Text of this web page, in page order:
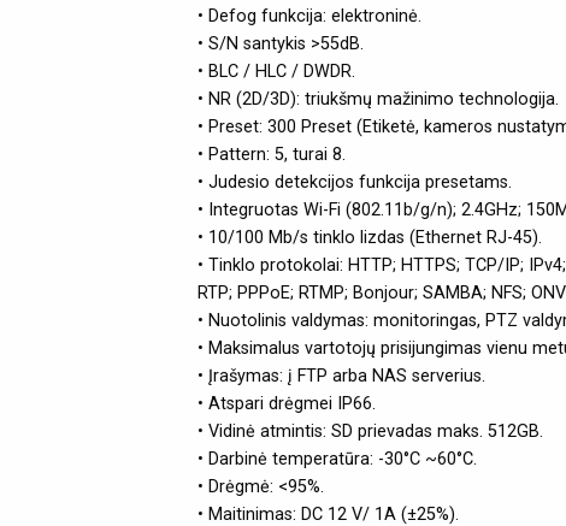
• Defog funkcija: elektroninė.
• S/N santykis >55dB.
• BLC / HLC / DWDR.
• NR (2D/3D): triukšmų mažinimo technologija.
• Preset: 300 Preset (Etiketė, kameros
• Pattern: 5, turai 8.
• Judesio detekcijos funkcija presetams.
• Integruotas Wi-Fi (802.11b/g/n); 2.4GHz;
• 10/100 Mb/s tinklo lizdas (Ethernet RJ-45).
• Tinklo protokolai: HTTP; HTTPS; TCP/IP; IPv4;
RTP; PPPoE; RTMP; Bonjour; SAMBA; NFS;
• Nuotolinis valdymas: monitoringas, PTZ
• Maksimalus vartotojų prisijungimas vienu
• Įrašymas: į FTP arba NAS serverius.
• Atspari drėgmei IP66.
• Vidinė atmintis: SD prievadas maks. 512GB.
• Darbinė temperatūra: -30°C ~60°C.
• Drėgmė: <95%.
• Maitinimas: DC 12 V/ 1A (±25%).